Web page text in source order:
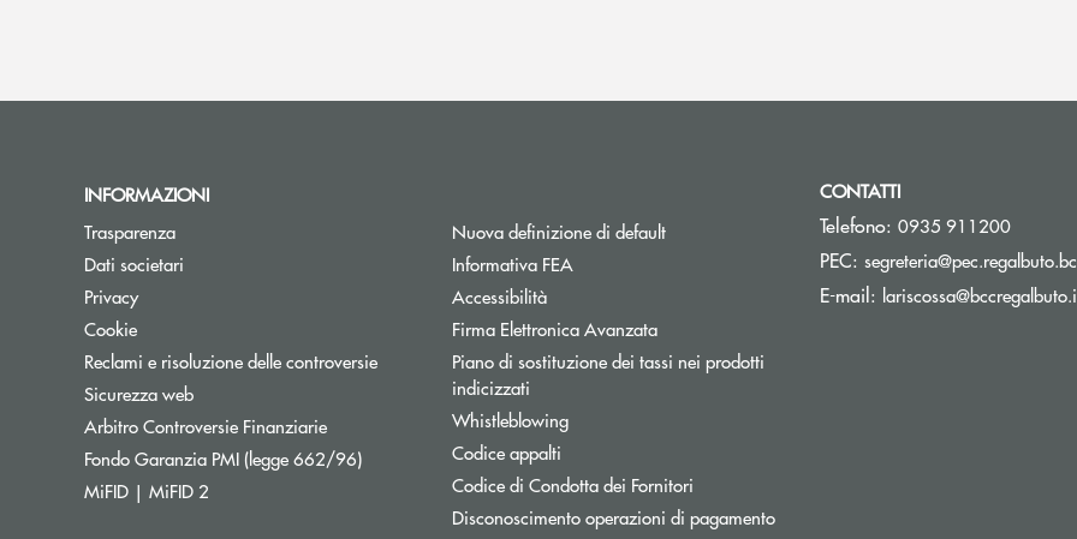
INFORMAZIONI
Trasparenza
Dati societari
Privacy
Cookie
Reclami e risoluzione delle controversie
Sicurezza web
Arbitro Controversie FinanziarieApre una nuova finestra
Fondo Garanzia PMI (legge 662/96)Apre una nuova finestra
MiFID | MiFID 2
Nuova definizione di default
Informativa FEA
Accessibilità
Firma Elettronica Avanzata
Piano di sostituzione dei tassi nei prodotti
indicizzati
Whistleblowing
Codice appalti
Codice di Condotta dei Fornitori
Disconoscimento operazioni di pagamento
CONTATTI
Telefono: 0935 911200
PEC:
E-mail: